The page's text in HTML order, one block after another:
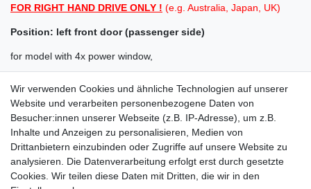
FOR RIGHT HAND DRIVE ONLY ! (e.g. Australia, Japan, UK)
Position: left front door (passenger side)
for model with 4x power window,
Delivery as shown
for:
VW Golf Plus Bj. 05/2006 - 03/2010
PASST NICHT FÜR DEUTSCHE MODELLE !!!!!!
Wir verwenden Cookies und ähnliche Technologien auf unserer
Website und verarbeiten personenbezogene Daten von
Besucher:innen unserer Webseite (z.B. IP-Adresse), um z.B.
Inhalte und Anzeigen zu personalisieren, Medien von
Drittanbietern einzubinden oder Zugriffe auf unsere Website zu
analysieren. Die Datenverarbeitung erfolgt erst durch gesetzte
Cookies. Wir teilen diese Daten mit Dritten, die wir in den